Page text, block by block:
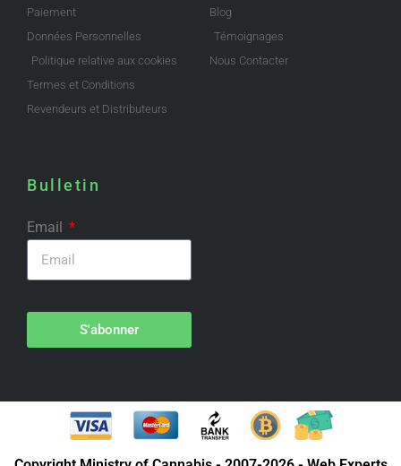
Paiement
Données Personnelles
Politique relative aux cookies
Termes et Conditions
Revendeurs et Distributeurs
Blog
Témoignages
Nous Contacter
Bulletin
Email
S'abonner